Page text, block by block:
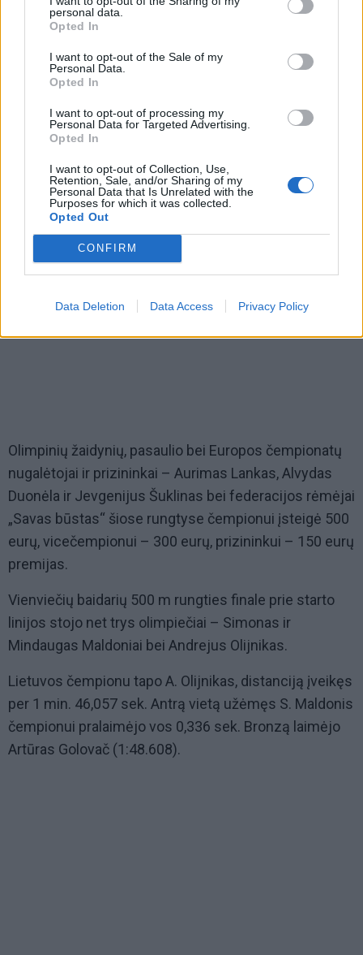
personal data.
Opted In
I want to opt-out of the Sale of my
Personal Data.
Opted In
I want to opt-out of processing my
Personal Data for Targeted Advertising.
Opted In
I want to opt-out of Collection, Use,
Retention, Sale, and/or Sharing of my
Personal Data that Is Unrelated with the
Purposes for which it was collected.
Opted Out
CONFIRM
Data Deletion Data Access Privacy Policy
Paskutinę Lietuvos čempionato dieną sekmadienį
baidarininkai ir kanojininkai medalius išsidalins 200 m
distancijoje.
bki.ltDaugiausia intrigos buvo vyrų vienviečių baidarių
ir kanojų rungtyse, kur Lietuvos rinktinės lyderiai
piniginių premijų.
Olimpinių žaidynių, pasaulio bei Europos čempionatų
nugalėtojai ir prizininkai – Aurimas Lankas, Alvydas
Duonėla ir Jevgenijus Šuklinas bei federacijos rėmėjai
„Savas būstas“ šiose rungtyse čempionui įsteigė 500
eurų, vicečempionui – 300 eurų, prizininkui – 150 eurų
premijas.
Vienviečių baidarių 500 m rungties finale prie starto
linijos stojo net trys olimpiečiai – Simonas ir
Mindaugas Maldoniai bei Andrejus Olijnikas.
Lietuvos čempionu tapo A. Olijnikas, distanciją įveikęs
per 1 min. 46,057 sek. Antrą vietą užėmęs S. Maldonis
čempionui pralaimėjo vos 0,336 sek. Bronzą laimėjo
Artūras Golovač (1:48.608).